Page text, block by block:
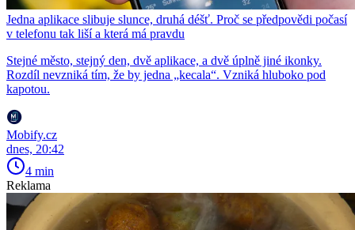
Jedna aplikace slibuje slunce, druhá déšť. Proč se předpovědi počasí
v telefonu tak liší a která má pravdu
Stejné město, stejný den, dvě aplikace, a dvě úplně jiné ikonky.
Rozdíl nevzniká tím, že by jedna „kecala“. Vzniká hluboko pod
kapotou.
Mobify.cz
dnes, 20:42
4 min
Reklama